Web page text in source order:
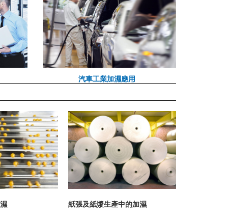
汽車工業加濕應用
紙張及紙漿生產中的加濕